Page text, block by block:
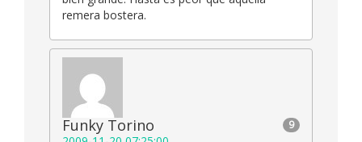
remera bostera.
9
Funky Torino